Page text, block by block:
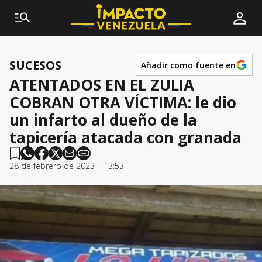
SUCESOS Añadir como fuente en
ATENTADOS EN EL ZULIA
COBRAN OTRA VÍCTIMA: le dio
un infarto al dueño de la
tapicería atacada con granada
28 de febrero de 2023 | 13:53